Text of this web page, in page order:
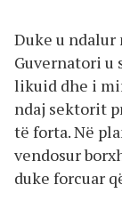
Duke u ndalur
Guvernatori u
likuid dhe i
ndaj sektorit
të forta. Në
vendosur
duke forcuar